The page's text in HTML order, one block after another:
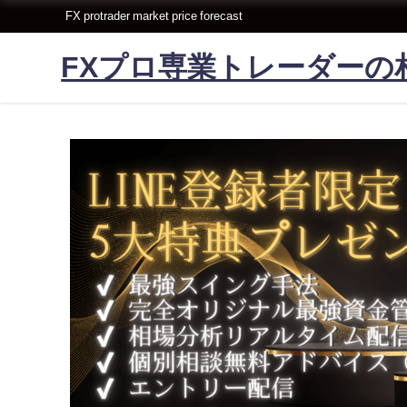
FX protrader market price forecast
FXプロ専業トレーダーの